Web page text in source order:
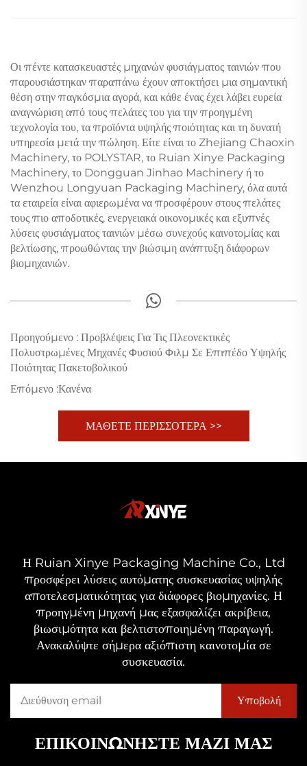
Οι πέντε κατασκευαστές μηχανών φυσιάγματος ταινιών που
παρουσιάστηκαν παραπάνω έχουν αποκτήσει μια σημαντική
θέση στην παγκόσμια αγορά, και κάθε ένας έχει λάβει ευρεία
αναγνώριση από τους πελάτες του για την προηγμένη
τεχνολογία του, τα προϊόντα υψηλής ποιότητας και τη δυνατή
υπηρεσία μετά την πώληση. Είτε είναι το Zhejiang Chaoxin
Machinery, το POLYSTAR, το Ruian Xinye Packaging
Machinery, το Dongguan Jinhao Machinery ή το
Wenzhou Longyuan Packaging Machinery, όλα αυτά
τα εταιρεία είναι αφιερωμένα να προσφέρουν στους πελάτες
τους πιο αποδοτικές, ενεργειακά οικονομικές και εξυπνές
λύσεις φυσιάγματος ταινιών μέσω συνεχούς καινοτομίας και
βελτίωσης, προωθώντας την βιώσιμη ανάπτυξη διάφορων
βιομηχανιών.
Προηγούμενο : Προβλέψεις Για Τις Πλεονεκτικές
Πολυστρωμένες Μηχανές Φυσιού Φιλμ Σε Επιπέδο Υψηλής
Ποιότητας Πακετοβολικού
Επόμενο :Κανένα
ΜΑΘΕΤΕ ΠΕΡΙΣΣΟΤΕΡΑ >>
Η Ruian Xinye Packaging Machine Co., Ltd
προσφέρει λύσεις αυτόματης συσκευασίας υψηλής
αποτελεσματικότητας για διάφορες βιομηχανίες. Η
προηγμένη μηχανή μας εξασφαλίζει ακρίβεια,
βιωσιμότητα και βελτιστοποιημένη παραγωγή.
Ανακαλύψτε σήμερα αξιόπιστη καινοτομία σε
συσκευασία.
ΕΠΙΚΟΙΝΩΝΗΣΤΕ ΜΑΖΙ ΜΑΣ